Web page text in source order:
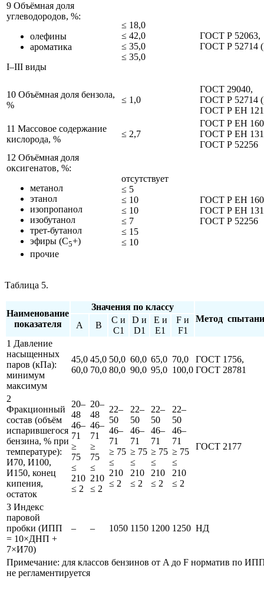
9 Объёмная доля
углеводородов, %:
олефины
ароматика
I–III виды
≤ 18,0
≤ 42,0
≤ 35,0
≤ 35,0
ГОСТ Р 52063,
ГОСТ Р 52714
10 Объёмная доля бензола,
%
≤ 1,0
ГОСТ 29040,
ГОСТ Р 52714
ГОСТ Р ЕН
11 Массовое содержание
кислорода, %
≤ 2,7
ГОСТ Р ЕН
ГОСТ Р ЕН
ГОСТ Р 52256
12 Объёмная доля
оксигенатов, %:
метанол
этанол
изопропанол
изобутанол
трет-бутанол
эфиры (С5+)
прочие
отсутствует
≤ 5
≤ 10
≤ 10
≤ 7
≤ 15
≤ 10
ГОСТ Р ЕН
ГОСТ Р ЕН
ГОСТ Р 52256
Таблица 5.
Наименование
показателя
Значения по классу
Метод
А В
С и
С1
D и
D1
E и
E1
F и
F1
1 Давление
насыщенных
паров (кПа):
минимум
максимум
45,0
60,0
45,0
70,0
50,0
80,0
60,0
90,0
65,0
95,0
70,0
100,0
ГОСТ 1756,
ГОСТ 28781
2
Фракционный
состав (объём
испарившегося
бензина, % при
температуре):
И70, И100,
И150, конец
кипения,
остаток
20–
48
46–
71
≥
75
≤
210
≤ 2
20–
48
46–
71
≥
75
≤
210
≤ 2
22–
50
46–
71
≥ 75
≤
210
≤ 2
22–
50
46–
71
≥ 75
≤
210
≤ 2
22–
50
46–
71
≥ 75
≤
210
≤ 2
22–
50
46–
71
≥ 75
≤
210
≤ 2
ГОСТ 2177
3 Индекс
паровой
пробки (ИПП
= 10×ДНП +
7×И70)
– – 1050 1150 1200 1250 НД
Примечание: для классов бензинов от A до F норматив по
не регламентируется